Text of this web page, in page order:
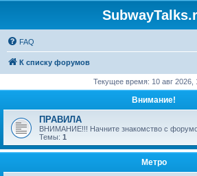
FAQ
К списку форумов
Текущее время: 10 авг 2026,
Внимание!
ПРАВИЛА
ВНИМАНИЕ!!! Начните знакомство с
Темы: 1
Метро